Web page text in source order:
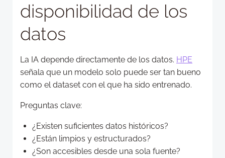
disponibilidad de los
datos
La IA depende directamente de los datos. HPE
señala que un modelo solo puede ser tan bueno
como el dataset con el que ha sido entrenado.
Preguntas clave:
¿Existen suficientes datos históricos?
¿Están limpios y estructurados?
¿Son accesibles desde una sola fuente?